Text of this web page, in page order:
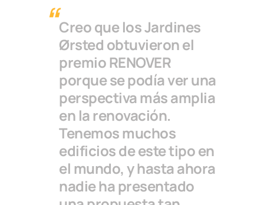
Creo que los Jardines
Ørsted obtuvieron el
premio RENOVER
porque se podía ver una
perspectiva más amplia
en la renovación.
Tenemos muchos
edificios de este tipo en
el mundo, y hasta ahora
nadie ha presentado